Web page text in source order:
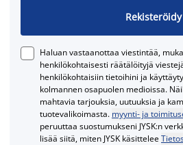
Rekisteröidy
Haluan vastaanottaa viestintää,
henkilökohtaisesti räätälöityjä
henkilökohtaisiin tietoihini ja
kolmannen osapuolen medioissa.
mahtavia tarjouksia, uutuuksia ja
tuotevalikoimasta. myynti- ja
peruuttaa suostumukseni JYSK:n
lisää siitä, miten JYSK käsittelee